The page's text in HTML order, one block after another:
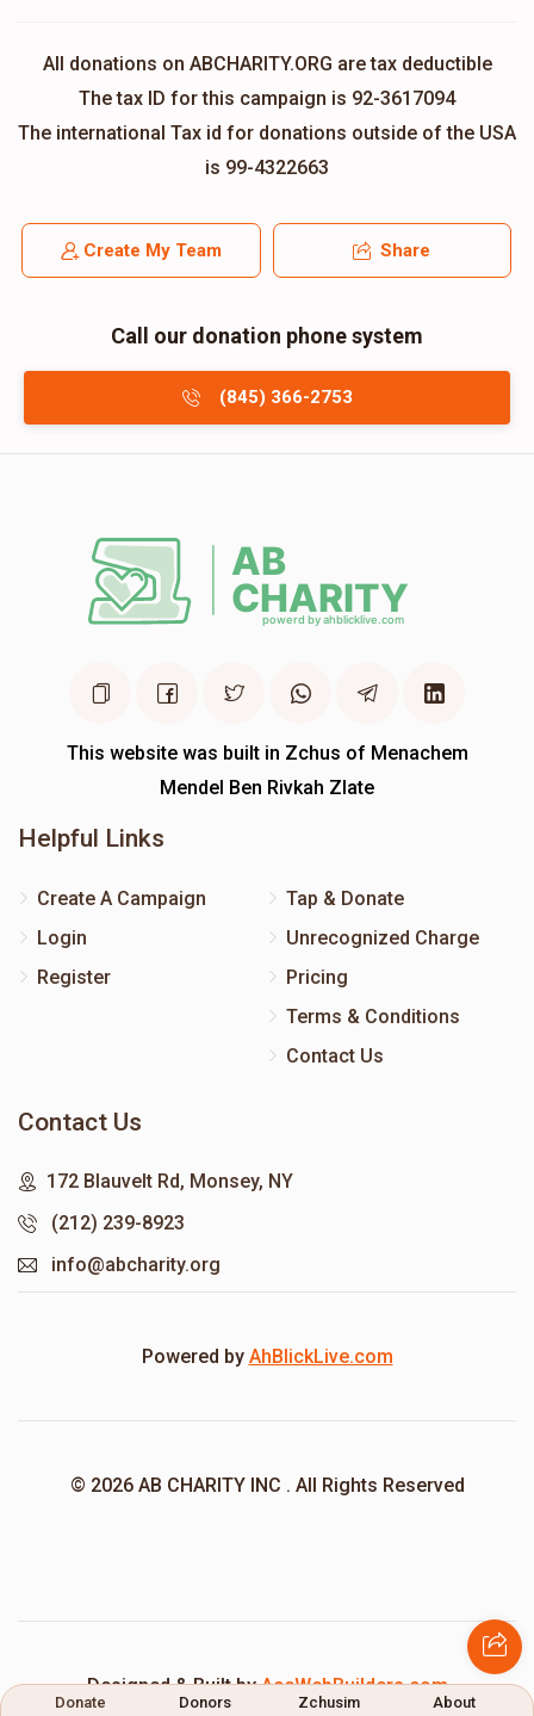
All donations on ABCHARITY.ORG are tax deductible
The tax ID for this campaign is 92-3617094
The international Tax id for donations outside of the USA
is 99-4322663
Create My Team Share
Call our donation phone system
(845) 366-2753
This website was built in Zchus of Menachem
Mendel Ben Rivkah Zlate
Helpful Links
Create A Campaign
Login
Register
Tap & Donate
Unrecognized Charge
Pricing
Terms & Conditions
Contact Us
Contact Us
172 Blauvelt Rd, Monsey, NY
(212) 239-8923
info@abcharity.org
Powered by AhBlickLive.com
© 2026 AB CHARITY INC . All Rights Reserved
Designed & Built byAceWebBuilders.com
Donate Donors Zchusim About